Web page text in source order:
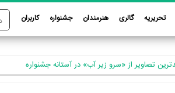
تحریریه گالری هنرمندان جشنواره کاربران
تصاویر از «سرو زیر آب» در آستانه جشنواره